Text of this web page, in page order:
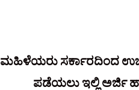
ಮಹಿಳೆಯರು ಸರ್ಕಾರದಿಂದ
ಪಡೆಯಲು ಇಲ್ಲಿ ಅರ್ಜಿ